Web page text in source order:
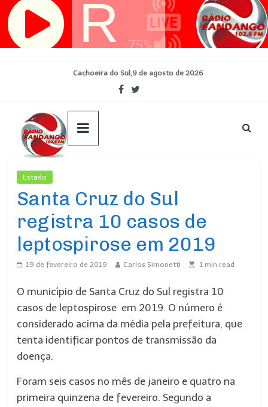
Pular
para
Cachoeira do Sul,9 de agosto de 2026
Estado
Santa Cruz do Sul
registra 10 casos de
leptospirose em 2019
19 de fevereiro de 2019 Carlos Simonetti 1 min read
O município de Santa Cruz do Sul registra 10
casos de leptospirose em 2019. O número é
considerado acima da média pela prefeitura, que
tenta identificar pontos de transmissão da
doença.
Foram seis casos no mês de janeiro e quatro na
primeira quinzena de fevereiro. Segundo a